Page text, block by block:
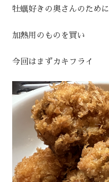
牡蠣好きの奥さんのために
加熱用のものを買い
今回はまずカキフライ